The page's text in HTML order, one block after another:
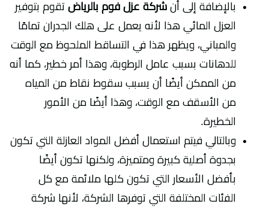
بالإضافة إلى أن شركة عزل فوم بالرياض تقوم بتوفير
العزل المائي هذا لأنه يعمل على هلك الجدران تمامًا
والمباني، ويظهر هذا في التساقط الملحوظ مع الوقت
للدهانات بسبب عامل الرطوبة، وهذا أمر خطير، كما أنه
من الممكن أيضًا أن يسبب سقوط نقاط من المياه
من الأسقف مع الوقت، وهذا أيضًا من الأمور
الخطيرة.
وبالتالي فيتم استعمال أفضل المواد العازلة التي تكون
بجدوة أصلية كبيرة ومتميزة، ولكنها تكون أيضًا
بأفضل الأسعار التي تكون كلها ملائمة مع كل
الفئات المختلفة التي توفرها الشركة، لأنها شركة